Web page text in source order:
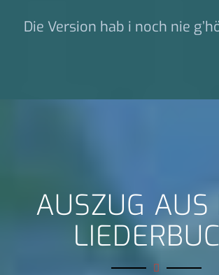
Die Version hab i noch nie
AUSZUG AUS